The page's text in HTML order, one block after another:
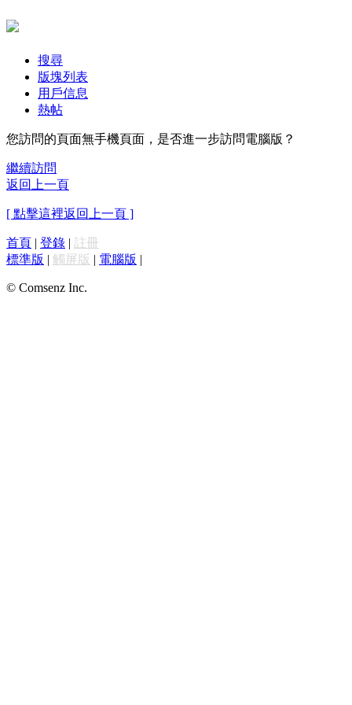
搜尋
版塊列表
用戶信息
熱帖
您訪問的頁面無手機頁面，是否進一步訪問電腦版？
繼續訪問
返回上一頁
[ 點擊這裡返回上一頁 ]
首頁 | 登錄 | 註冊
標準版 | 觸屏版 | 電腦版 |
© Comsenz Inc.